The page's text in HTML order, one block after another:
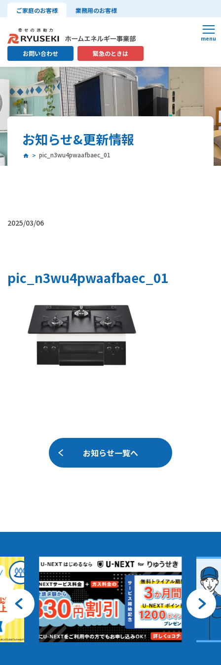
ご家庭のお客様 業務用のお客様
お問い合わせ 緊急のときは
お知らせ&更新情報
pic_n3wu4pwaafbaec_01
2025/03/06
pic_n3wu4pwaafbaec_01
お知らせ一覧へ